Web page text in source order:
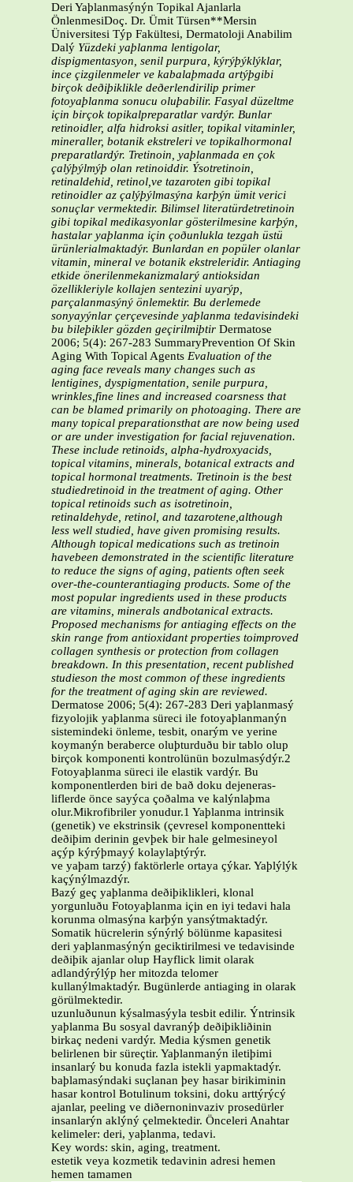
Deri Yaþlanmasýnýn Topikal Ajanlarla
ÖnlenmesiDoç. Dr. Ümit Türsen**Mersin
Üniversitesi Týp Fakültesi, Dermatoloji Anabilim
Dalý Yüzdeki yaþlanma lentigolar,
dispigmentasyon, senil purpura, kýrýþýklýklar,
ince çizgilenmeler ve kabalaþmada artýþgibi
birçok deðiþiklikle deðerlendirilip primer
fotoyaþlanma sonucu oluþabilir. Fasyal düzeltme
için birçok topikalpreparatlar vardýr. Bunlar
retinoidler, alfa hidroksi asitler, topikal vitaminler,
mineraller, botanik ekstreleri ve topikalhormonal
preparatlardýr. Tretinoin, yaþlanmada en çok
çalýþýlmýþ olan retinoiddir. Ýsotretinoin,
retinaldehid, retinol,ve tazaroten gibi topikal
retinoidler az çalýþýlmasýna karþýn ümit verici
sonuçlar vermektedir. Bilimsel literatürdetretinoin
gibi topikal medikasyonlar gösterilmesine karþýn,
hastalar yaþlanma için çoðunlukla tezgah üstü
ürünlerialmaktadýr. Bunlardan en popüler olanlar
vitamin, mineral ve botanik ekstreleridir. Antiaging
etkide önerilenmekanizmalarý antioksidan
özellikleriyle kollajen sentezini uyarýp,
parçalanmasýný önlemektir. Bu derlemede
sonyayýnlar çerçevesinde yaþlanma tedavisindeki
bu bileþikler gözden geçirilmiþtir Dermatose
2006; 5(4): 267-283 SummaryPrevention Of Skin
Aging With Topical Agents Evaluation of the
aging face reveals many changes such as
lentigines, dyspigmentation, senile purpura,
wrinkles,fine lines and increased coarsness that
can be blamed primarily on photoaging. There are
many topical preparationsthat are now being used
or are under investigation for facial rejuvenation.
These include retinoids, alpha-hydroxyacids,
topical vitamins, minerals, botanical extracts and
topical hormonal treatments. Tretinoin is the best
studiedretinoid in the treatment of aging. Other
topical retinoids such as isotretinoin,
retinaldehyde, retinol, and tazarotene,although
less well studied, have given promising results.
Although topical medications such as tretinoin
havebeen demonstrated in the scientific literature
to reduce the signs of aging, patients often seek
over-the-counterantiaging products. Some of the
most popular ingredients used in these products
are vitamins, minerals andbotanical extracts.
Proposed mechanisms for antiaging effects on the
skin range from antioxidant properties toimproved
collagen synthesis or protection from collagen
breakdown. In this presentation, recent published
studieson the most common of these ingredients
for the treatment of aging skin are reviewed.
Dermatose 2006; 5(4): 267-283 Deri yaþlanmasý
fizyolojik yaþlanma süreci ile fotoyaþlanmanýn
sistemindeki önleme, tesbit, onarým ve yerine
koymanýn beraberce oluþturduðu bir tablo olup
birçok komponenti kontrolünün bozulmasýdýr.2
Fotoyaþlanma süreci ile elastik vardýr. Bu
komponentlerden biri de bað doku dejeneras-
liflerde önce sayýca çoðalma ve kalýnlaþma
olur.Mikrofibriler yonudur.1 Yaþlanma intrinsik
(genetik) ve ekstrinsik (çevresel komponentteki
deðiþim derinin gevþek bir hale gelmesineyol
açýp kýrýþmayý kolaylaþtýrýr.
ve yaþam tarzý) faktörlerle ortaya çýkar. Yaþlýlýk
kaçýnýlmazdýr.
Bazý geç yaþlanma deðiþiklikleri, klonal
yorgunluðu Fotoyaþlanma için en iyi tedavi hala
korunma olmasýna karþýn yansýtmaktadýr.
Somatik hücrelerin sýnýrlý bölünme kapasitesi
deri yaþlanmasýnýn geciktirilmesi ve tedavisinde
deðiþik ajanlar olup Hayflick limit olarak
adlandýrýlýp her mitozda telomer
kullanýlmaktadýr. Bugünlerde antiaging in olarak
görülmektedir.
uzunluðunun kýsalmasýyla tesbit edilir. Ýntrinsik
yaþlanma Bu sosyal davranýþ deðiþikliðinin
birkaç nedeni vardýr. Media kýsmen genetik
belirlenen bir süreçtir. Yaþlanmanýn iletiþimi
insanlarý bu konuda fazla istekli yapmaktadýr.
baþlamasýndaki suçlanan þey hasar birikiminin
hasar kontrol Botulinum toksini, doku arttýrýcý
ajanlar, peeling ve diðernoninvaziv prosedürler
insanlarýn aklýný çelmektedir. Önceleri Anahtar
kelimeler: deri, yaþlanma, tedavi.
Key words: skin, aging, treatment.
estetik veya kozmetik tedavinin adresi hemen
hemen tamamen